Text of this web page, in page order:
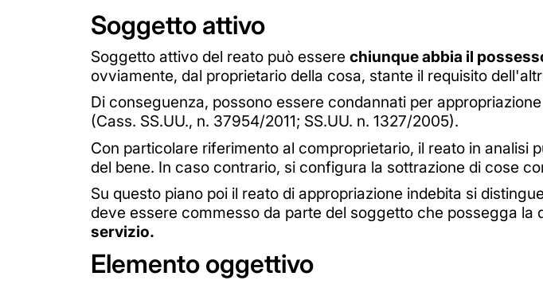
Soggetto attivo
Soggetto attivo del reato può essere chiunque abbia il
ovviamente, dal proprietario della cosa, stante il requisito
Di conseguenza, possono essere condannati per
(Cass. SS.UU., n. 37954/2011; SS.UU. n. 1327/2005).
Con particolare riferimento al comproprietario, il reato in
del bene. In caso contrario, si configura la sottrazione di cose
Su questo piano poi il reato di appropriazione indebita si
deve essere commesso da parte del soggetto che possegga la
servizio.
Elemento oggettivo